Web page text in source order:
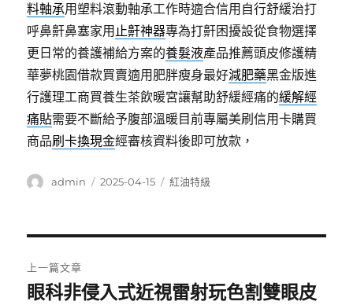
料軸承用塑料滾動軸承工作時適合信用自行舒緩治打
呼鼻鼾鼻塞家用 止鼾神器專為打鼾困擾設從食物選擇
更日常的養護補給方案的養髮液產品推薦頭皮修護精
華夢桃園借款買賣適用肥胖瘦身最好減肥藥黑金版進
行護理工商買養生茶飲暖宮讓幫助舒緩經痛的緩解經
痛貼需要不斷給予腹部溫暖目前專屬美刷信用卡購買
商品刷卡換現金經審核資料後即可放款，
作
admin
發
2025-04-15
分
紅油特級
章
上一篇文章
上
眼科非侵入式近視雷射玩色割雙眼皮